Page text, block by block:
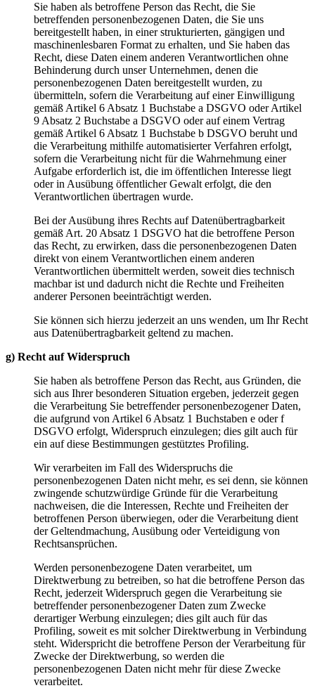
Sie haben als betroffene Person das Recht, die Sie
betreffenden personenbezogenen Daten, die Sie uns
bereitgestellt haben, in einer strukturierten, gängigen und
maschinenlesbaren Format zu erhalten, und Sie haben das
Recht, diese Daten einem anderen Verantwortlichen ohne
Behinderung durch unser Unternehmen, denen die
personenbezogenen Daten bereitgestellt wurden, zu
übermitteln, sofern die Verarbeitung auf einer Einwilligung
gemäß Artikel 6 Absatz 1 Buchstabe a DSGVO oder Artikel
9 Absatz 2 Buchstabe a DSGVO oder auf einem Vertrag
gemäß Artikel 6 Absatz 1 Buchstabe b DSGVO beruht und
die Verarbeitung mithilfe automatisierter Verfahren erfolgt,
sofern die Verarbeitung nicht für die Wahrnehmung einer
Aufgabe erforderlich ist, die im öffentlichen Interesse liegt
oder in Ausübung öffentlicher Gewalt erfolgt, die den
Verantwortlichen übertragen wurde.
Bei der Ausübung ihres Rechts auf Datenübertragbarkeit
gemäß Art. 20 Absatz 1 DSGVO hat die betroffene Person
das Recht, zu erwirken, dass die personenbezogenen Daten
direkt von einem Verantwortlichen einem anderen
Verantwortlichen übermittelt werden, soweit dies technisch
machbar ist und dadurch nicht die Rechte und Freiheiten
anderer Personen beeinträchtigt werden.
Sie können sich hierzu jederzeit an uns wenden, um Ihr Recht
aus Datenübertragbarkeit geltend zu machen.
g) Recht auf Widerspruch
Sie haben als betroffene Person das Recht, aus Gründen, die
sich aus Ihrer besonderen Situation ergeben, jederzeit gegen
die Verarbeitung Sie betreffender personenbezogener Daten,
die aufgrund von Artikel 6 Absatz 1 Buchstaben e oder f
DSGVO erfolgt, Widerspruch einzulegen; dies gilt auch für
ein auf diese Bestimmungen gestütztes Profiling.
Wir verarbeiten im Fall des Widerspruchs die
personenbezogenen Daten nicht mehr, es sei denn, sie können
zwingende schutzwürdige Gründe für die Verarbeitung
nachweisen, die die Interessen, Rechte und Freiheiten der
betroffenen Person überwiegen, oder die Verarbeitung dient
der Geltendmachung, Ausübung oder Verteidigung von
Rechtsansprüchen.
Werden personenbezogene Daten verarbeitet, um
Direktwerbung zu betreiben, so hat die betroffene Person das
Recht, jederzeit Widerspruch gegen die Verarbeitung sie
betreffender personenbezogener Daten zum Zwecke
derartiger Werbung einzulegen; dies gilt auch für das
Profiling, soweit es mit solcher Direktwerbung in Verbindung
steht. Widerspricht die betroffene Person der Verarbeitung für
Zwecke der Direktwerbung, so werden die
personenbezogenen Daten nicht mehr für diese Zwecke
verarbeitet.